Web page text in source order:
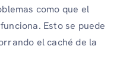
como que el
Esto se puede
el caché de la